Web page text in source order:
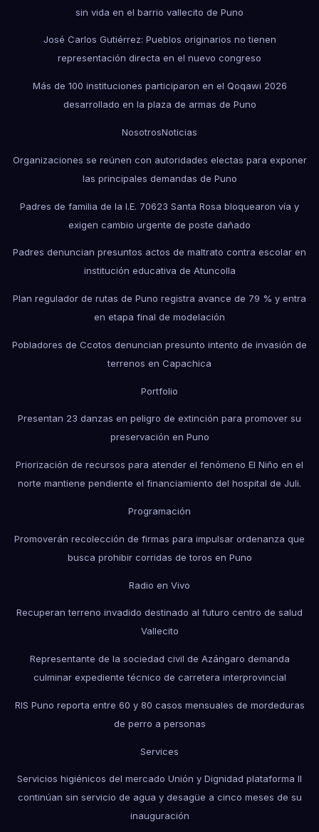
sin vida en el barrio vallecito de Puno
José Carlos Gutiérrez: Pueblos originarios no tienen
representación directa en el nuevo congreso
Más de 100 instituciones participaron en el Qoqawi 2026
desarrollado en la plaza de armas de Puno
NosotrosNoticias
Organizaciones se reúnen con autoridades electas para exponer
las principales demandas de Puno
Padres de familia de la I.E. 70623 Santa Rosa bloquearon vía y
exigen cambio urgente de poste dañado
Padres denuncian presuntos actos de maltrato contra escolar en
institución educativa de Atuncolla
Plan regulador de rutas de Puno registra avance de 79 % y entra
en etapa final de modelación
Pobladores de Ccotos denuncian presunto intento de invasión de
terrenos en Capachica
Portfolio
Presentan 23 danzas en peligro de extinción para promover su
preservación en Puno
Priorización de recursos para atender el fenómeno El Niño en el
norte mantiene pendiente el financiamiento del hospital de Juli.
Programación
Promoverán recolección de firmas para impulsar ordenanza que
busca prohibir corridas de toros en Puno
Radio en Vivo
Recuperan terreno invadido destinado al futuro centro de salud
Vallecito
Representante de la sociedad civil de Azángaro demanda
culminar expediente técnico de carretera interprovincial
RIS Puno reporta entre 60 y 80 casos mensuales de mordeduras
de perro a personas
Services
Servicios higiénicos del mercado Unión y Dignidad plataforma II
continúan sin servicio de agua y desagüe a cinco meses de su
inauguración